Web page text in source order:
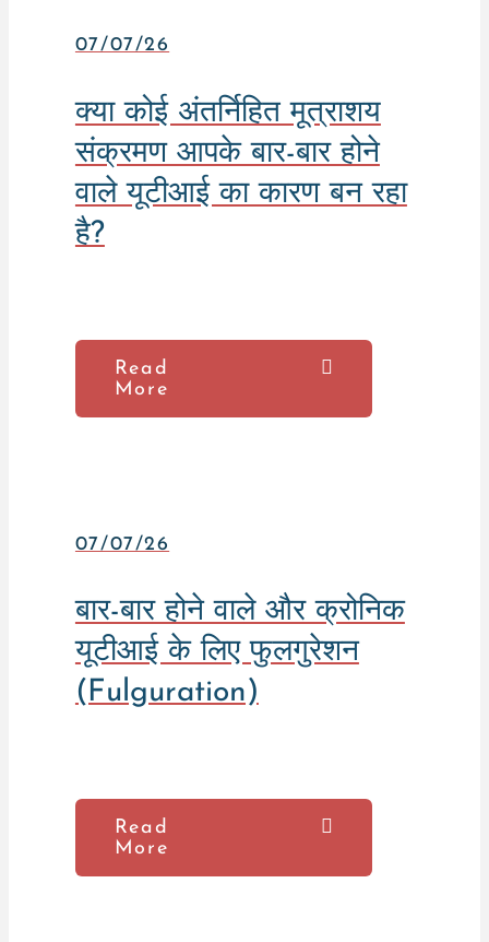
07/07/26
क्या कोई अंतर्निहित मूत्राशय
संक्रमण आपके बार-बार होने
वाले यूटीआई का कारण बन रहा
है?
Read
More
07/07/26
बार-बार होने वाले और क्रोनिक
यूटीआई के लिए फुलगुरेशन
(Fulguration)
Read
More